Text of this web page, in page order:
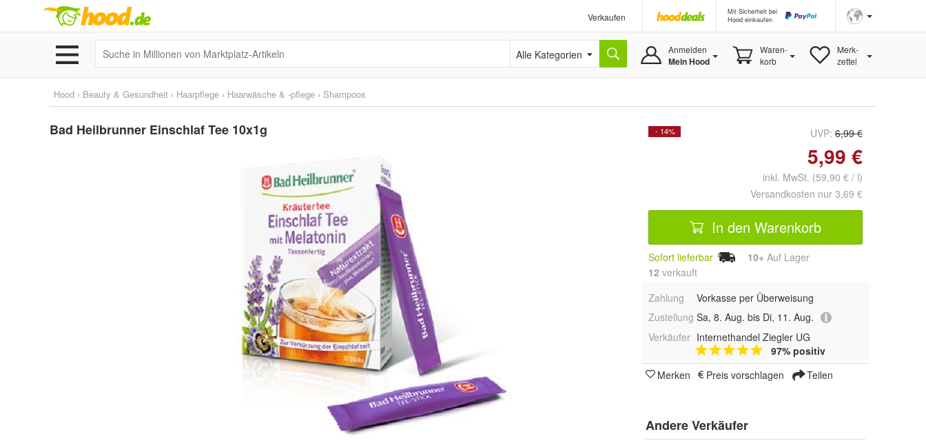
Verkaufen
Mit Sicherheit bei
Hood einkaufen
Alle Kategorien Anmelden
Mein Hood
Waren-
korb
Merk-
zettel
Hood › Beauty & Gesundheit › Haarpflege › Haarwäsche & -pflege › Shampoos
Bad Heilbrunner Einschlaf Tee 10x1g - 14% UVP: 6,99 €
5,99 €
inkl. MwSt. (59,90 € / l)
Versandkosten nur 3,69 €
In den Warenkorb
Sofort lieferbar 10+ Auf Lager
12 verkauft
Zahlung
Vorkasse per Überweisung
Zustellung Sa, 8. Aug. bis Di, 11. Aug.
Verkäufer Internethandel Ziegler UG
97% positiv
Merken
Preis vorschlagen Teilen
Andere Verkäufer